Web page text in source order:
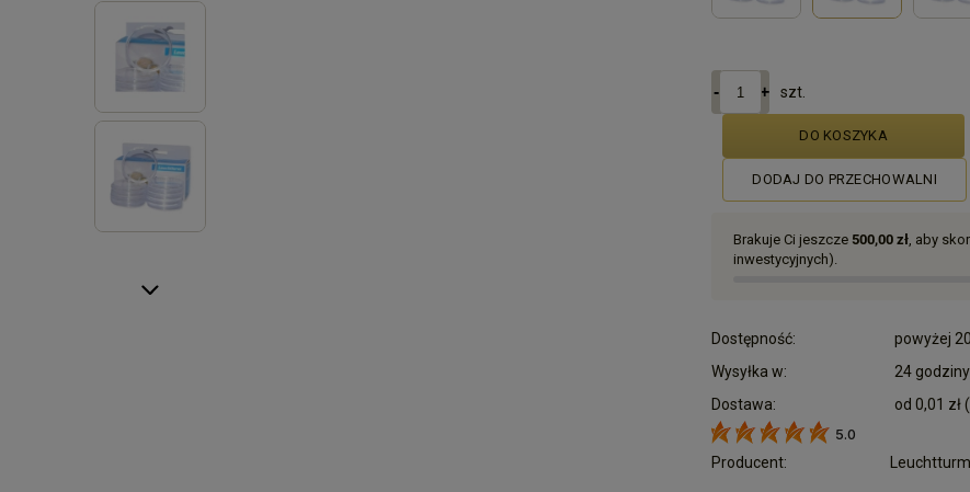
szt.
DO KOSZYKA
DODAJ DO PRZECHOWALNI
Brakuje Ci jeszcze 500,00 zł, aby
inwestycyjnych).
Dostępność:
powyżej 20
Wysyłka w:
24 godziny
Dostawa:
od 0,01 zł
Cena nie zawiera ewentualnych kosztów
5.0
Producent: Leuchtturm